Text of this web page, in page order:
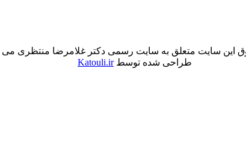
این سایت متعلق به سایت رسمی دکتر غلامرضا منتظری می
طراحی شده توسطKatouli.ir